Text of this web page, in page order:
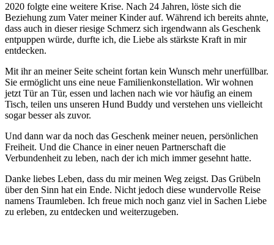
2020 folgte eine weitere Krise. Nach 24 Jahren, löste sich die
Beziehung zum Vater meiner Kinder auf. Während ich bereits ahnte,
dass auch in dieser riesige Schmerz sich irgendwann als Geschenk
entpuppen würde, durfte ich, die Liebe als stärkste Kraft in mir
entdecken.
Mit ihr an meiner Seite scheint fortan kein Wunsch mehr unerfüllbar.
Sie ermöglicht uns eine neue Familienkonstellation. Wir wohnen
jetzt Tür an Tür, essen und lachen nach wie vor häufig an einem
Tisch, teilen uns unseren Hund Buddy und verstehen uns vielleicht
sogar besser als zuvor.
Und dann war da noch das Geschenk meiner neuen, persönlichen
Freiheit. Und die Chance in einer neuen Partnerschaft die
Verbundenheit zu leben, nach der ich mich immer gesehnt hatte.
Danke liebes Leben, dass du mir meinen Weg zeigst. Das Grübeln
über den Sinn hat ein Ende. Nicht jedoch diese wundervolle Reise
namens Traumleben. Ich freue mich noch ganz viel in Sachen Liebe
zu erleben, zu entdecken und weiterzugeben.